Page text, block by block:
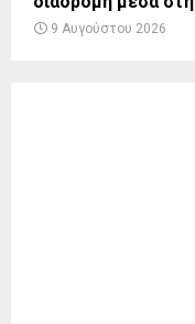
9 Αυγούστου 2026